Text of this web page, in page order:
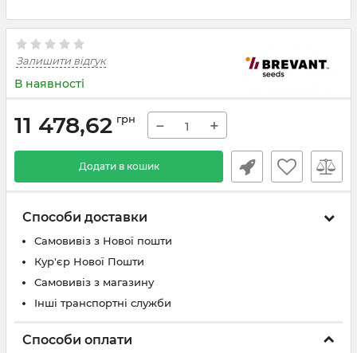
Залишити відгук
В наявності
11 478,62 грн − +
Додати в кошик
Способи доставки
Самовивіз з Нової пошти
Кур'єр Нової Пошти
Самовивіз з магазину
Інші транспортні служби
Способи оплати